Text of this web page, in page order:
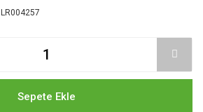
LR004257
Sepete Ekle